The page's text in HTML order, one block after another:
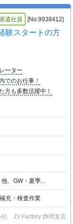
遣社員 [No:9938412]
験スタートの方
ーター
でのお仕事！
方も多数活躍中！
、GW・夏季...
充・検査作業
社 J's Factory 静岡支店